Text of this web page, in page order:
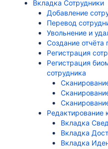
Вкладка Сотрудники
Добавление
Перевод
Увольнение и
Создание отчёта
Регистрация
Регистрация
сотрудника
Редактирование
Вкладка
Вкладка
Вкладка